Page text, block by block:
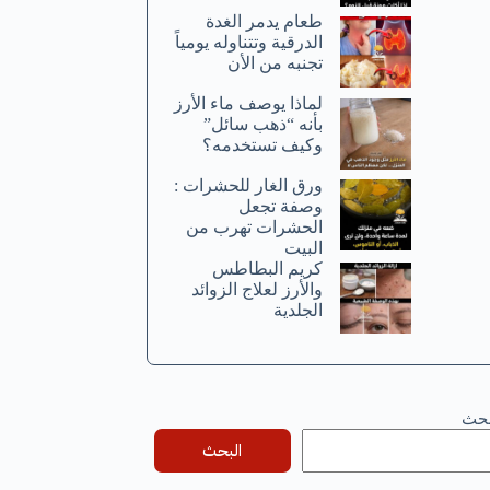
طعام يدمر الغدة
الدرقية وتتناوله يومياً
تجنبه من الأن
لماذا يوصف ماء الأرز
بأنه “ذهب سائل”
وكيف تستخدمه؟
ورق الغار للحشرات :
وصفة تجعل
الحشرات تهرب من
البيت
كريم البطاطس
والأرز لعلاج الزوائد
الجلدية
البحث